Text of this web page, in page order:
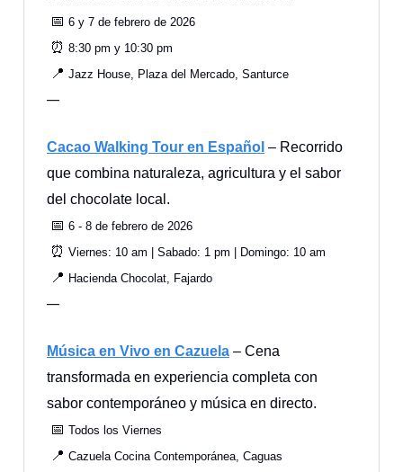
📅 6 y 7 de febrero de 2026
⏰ 8:30 pm y 10:30 pm
📍 Jazz House, Plaza del Mercado, Santurce
—
Cacao Walking Tour en Español – Recorrido
que combina naturaleza, agricultura y el sabor
del chocolate local.
📅 6 - 8 de febrero de 2026
⏰ Viernes: 10 am | Sabado: 1 pm | Domingo: 10 am
📍 Hacienda Chocolat, Fajardo
—
Música en Vivo en Cazuela – Cena
transformada en experiencia completa con
sabor contemporáneo y música en directo.
📅 Todos los Viernes
📍 Cazuela Cocina Contemporánea, Caguas